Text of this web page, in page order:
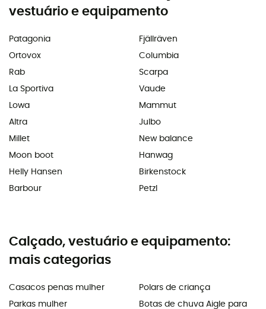
vestuário e equipamento
Patagonia
Ortovox
Rab
La Sportiva
Lowa
Altra
Millet
Moon boot
Helly Hansen
Barbour
Fjällräven
Columbia
Scarpa
Vaude
Mammut
Julbo
New balance
Hanwag
Birkenstock
Petzl
Calçado, vestuário e equipamento:
mais categorias
Casacos penas mulher
Parkas mulher
Polars de criança
Botas de chuva Aigle para